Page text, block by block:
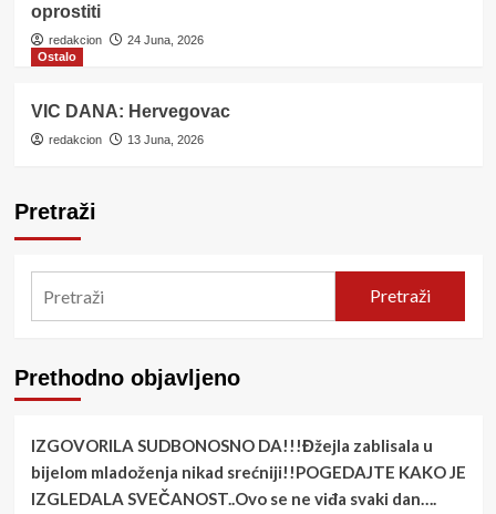
oprostiti
redakcion
24 Juna, 2026
Ostalo
VIC DANA: Hervegovac
redakcion 13 Juna, 2026
Pretraži
Pretraži
Prethodno objavljeno
IZGOVORILA SUDBONOSNO DA!!!Đžejla zablisala u
bijelom mladoženja nikad srećniji!!POGEDAJTE KAKO JE
IZGLEDALA SVEČANOST..Ovo se ne viđa svaki dan….